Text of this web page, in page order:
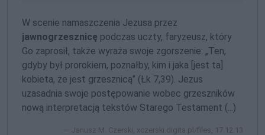
W scenie namaszczenia Jezusa przez
jawnogrzesznicę podczas uczty, faryzeusz, który
Go zaprosił, także wyraża swoje zgorszenie: „Ten,
gdyby był prorokiem, poznałby, kim i jaka [jest ta]
kobieta, że jest grzesznicą” (Łk 7,39). Jezus
uzasadnia swoje postępowanie wobec grzeszników
nową interpretacją tekstów Starego Testament (...)
Janusz M. Czerski, xczerski.digita.pl/files, 17.12.13